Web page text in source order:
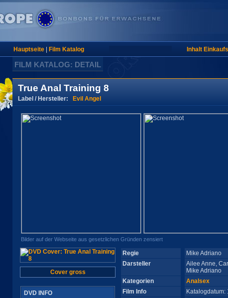
Hauptseite| Film Katalog Inhalt
FILM KATALOG: DETAIL
True Anal Training 8
Label / Hersteller: Evil Angel
Bilder auf der Webseite aus gesetzlichen Gründen zensiert
Cover gross
DVD INFO
Regie
Mike Adriano
Darsteller
Ailee Anne,
Mike Adriano
Kategorien
Analsex
Film Info